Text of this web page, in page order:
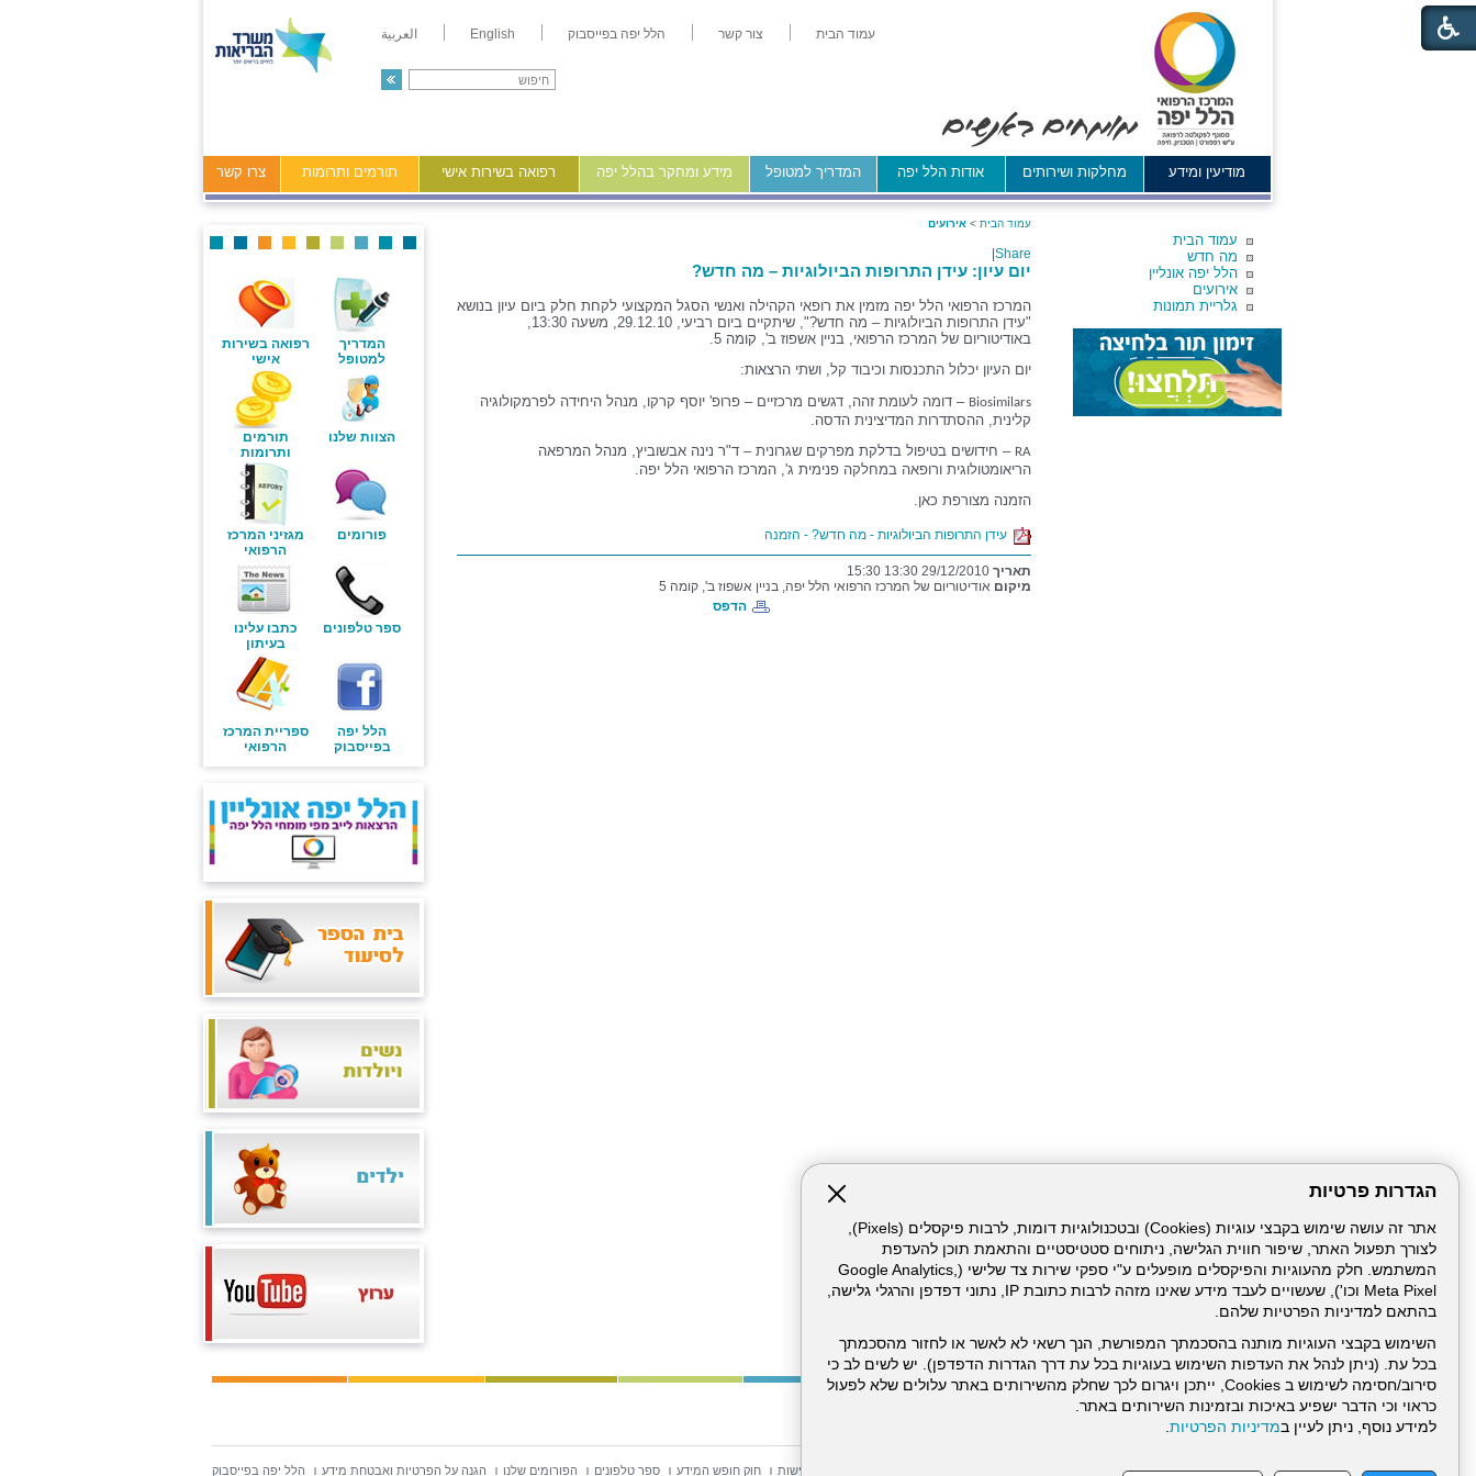
הגדרות פרטיות
אתר זה עושה שימוש בקבצי עוגיות (Cookies) ובטכנולוגיות דומות, לרבות פיקסלים (Pixels),
לצורך תפעול האתר, שיפור חווית הגלישה, ניתוחים סטטיסטיים והתאמת תוכן להעדפת
המשתמש. חלק מהעוגיות והפיקסלים מופעלים ע"י ספקי שירות צד שלישי (Google Analytics,
Meta Pixel וכו'), שעשויים לעבד מידע שאינו מזהה לרבות כתובת IP, נתוני דפדפן והרגלי גלישה,
בהתאם למדיניות הפרטיות שלהם.
השימוש בקבצי העוגיות מותנה בהסכמתך המפורשת, הנך רשאי לא לאשר או לחזור מהסכמתך
בכל עת. (ניתן לנהל את העדפות השימוש בעוגיות בכל עת דרך הגדרות הדפדפן). יש לשים לב כי
סירוב/חסימה לשימוש ב Cookies, ייתכן ויגרום לכך שחלק מהשירותים באתר עלולים שלא לפעול
כראוי וכי הדבר ישפיע באיכות ובזמינות השירותים באתר.
למידע נוסף, ניתן לעיין במדיניות הפרטיות.
עמוד הבית צור קשר הלל יפה בפייסבוק English العربية
מודיעין ומידע מחלקות ושירותים אודות הלל יפה המדריך למטופל מידע ומחקר בהלל יפה רפואה בשירות אישי תורמים ותרומות צרו קשר
עמוד הבית
מה חדש
הלל יפה אונליין
אירועים
גלריית תמונות
עמוד הבית > אירועים
Share
יום עיון: עידן התרופות הביולוגיות – מה חדש?
המרכז הרפואי הלל יפה מזמין את רופאי הקהילה ואנשי הסגל המקצועי לקחת חלק ביום עיון בנושא
"עידן התרופות הביולוגיות – מה חדש?", שיתקיים ביום רביעי, 29.12.10, משעה 13:30,
באודיטוריום של המרכז הרפואי, בניין אשפוז ב', קומה 5.
יום העיון יכלול התכנסות וכיבוד קל, ושתי הרצאות:
Biosimilars – דומה לעומת זהה, דגשים מרכזיים – פרופ' יוסף קרקו, מנהל היחידה לפרמקולוגיה
קלינית, ההסתדרות המדיצינית הדסה.
RA – חידושים בטיפול בדלקת מפרקים שגרונית – ד"ר נינה אבשוביץ, מנהל המרפאה
הריאומטולוגית ורופאה במחלקה פנימית ג', המרכז הרפואי הלל יפה.
הזמנה מצורפת כאן.
עידן התרופות הביולוגיות - מה חדש? - הזמנה
תאריך
מיקום אודיטוריום של המרכז הרפואי הלל יפה, בניין אשפוז ב', קומה 5
הדפס
המדריך
למטופל
רפואה בשירות
אישי
הצוות שלנו
תורמים
ותרומות
פורומים
מגזיני המרכז
הרפואי
ספר טלפונים
כתבו עלינו
בעיתון
הלל יפה
בפייסבוק
ספריית המרכז
הרפואי
דרונט
הצהרת נגישות חוק חופש המידע ספר טלפונים הפורומים שלנו הגנה על הפרטיות ואבטחת מידע הלל יפה בפייסבוק